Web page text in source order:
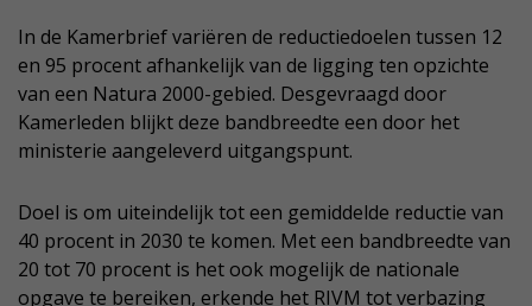
In de Kamerbrief variëren de reductiedoelen tussen 12
en 95 procent afhankelijk van de ligging ten opzichte
van een Natura 2000-gebied. Desgevraagd door
Kamerleden blijkt deze bandbreedte een door het
ministerie aangeleverd uitgangspunt.
Doel is om uiteindelijk tot een gemiddelde reductie van
40 procent in 2030 te komen. Met een bandbreedte van
20 tot 70 procent is het ook mogelijk de nationale
opgave te bereiken, erkende het RIVM tot verbazing